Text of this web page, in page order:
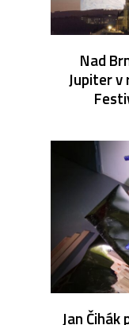
Nad
Jupiter v
Jan